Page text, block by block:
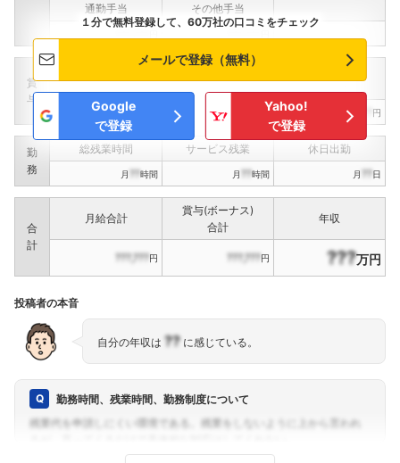
通勤手当
その他手当
賞
与
インセンティブ賞与
決算賞与
???,??? ???,??? 円 ???,??? 円
勤
務
総残業時間 サービス残業 休日出勤
月 ??時間 月 ??時間 月 ??日
合
計
月給合計
賞与(ボーナス)
合計
年収
???,???円 ???,???円 ???万円
１分で無料登録して、60万社の口コミをチェック
メールで登録（無料）
Google
で登録
Yahoo!
で登録
投稿者の本音
自分の年収は ??に感じている。
勤務時間、残業時間、勤務制度について